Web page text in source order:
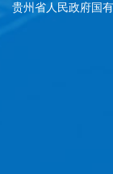
贵州省人民政府国